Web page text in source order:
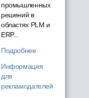
промышленных
решений в
областях PLM и
ERP...
Подробнее
Информация
для
рекламодателей